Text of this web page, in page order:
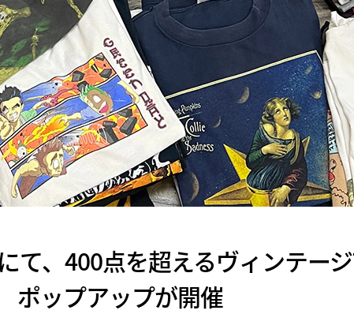
て、400点を超えるヴィンテー
ポップアップが開催